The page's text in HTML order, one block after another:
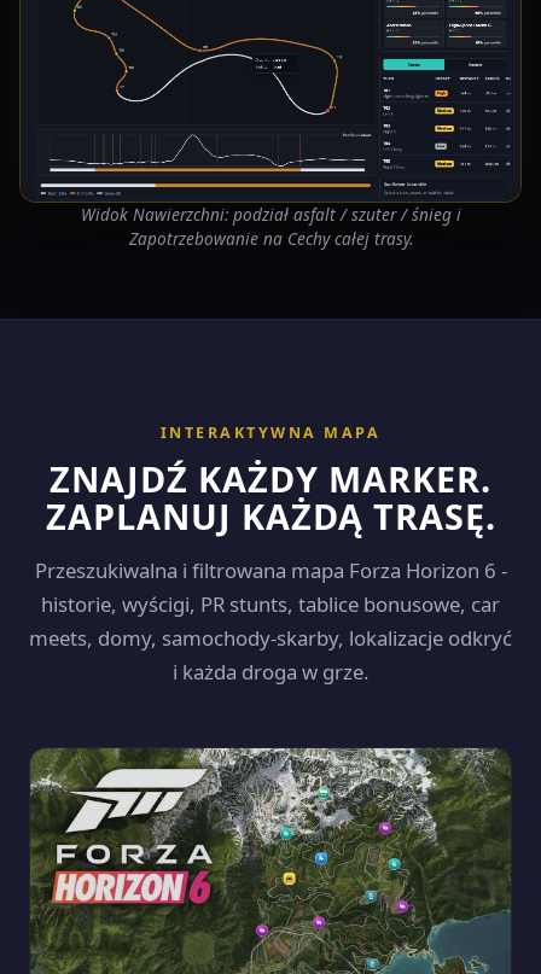
Widok Nawierzchni: podział asfalt / szuter / śnieg i
Zapotrzebowanie na Cechy całej trasy.
INTERAKTYWNA MAPA
ZNAJDŹ KAŻDY MARKER.
ZAPLANUJ KAŻDĄ TRASĘ.
Przeszukiwalna i filtrowana mapa Forza Horizon 6 -
historie, wyścigi, PR stunts, tablice bonusowe, car
meets, domy, samochody-skarby, lokalizacje odkryć
i każda droga w grze.